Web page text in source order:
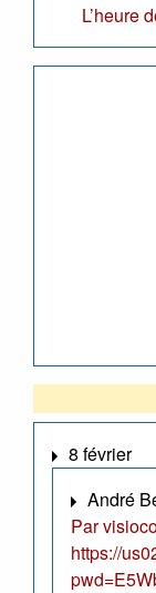
L’heure
8 février
André
Par
https://